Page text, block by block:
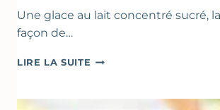
Une glace au lait concentré sucré,
façon de…
LIRE LA SUITE GLACE